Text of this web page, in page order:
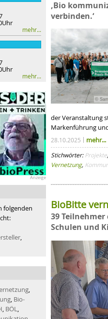
mehr...
mehr...
Anzeige
folgenden
Bio-
BÖL
‚Bio
verbinden.‘
©
der Veranstaltung
Markenführung
28.10.2025 mehr...
Stichwörter: Projekte,
Vernetzung,
BioBitte
39
Schulen und